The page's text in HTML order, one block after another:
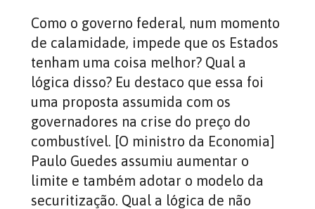
Como o governo federal, num momento
de calamidade, impede que os Estados
tenham uma coisa melhor? Qual a
lógica disso? Eu destaco que essa foi
uma proposta assumida com os
governadores na crise do preço do
combustível. [O ministro da Economia]
Paulo Guedes assumiu aumentar o
limite e também adotar o modelo da
securitização. Qual a lógica de não